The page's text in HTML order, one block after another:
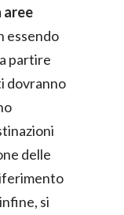
aree
essendo
partire
dovranno
delle
si